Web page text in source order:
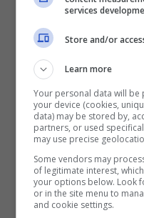
Uomini e donne, Rocco
Instagram
Finalmente ho
vita, sposare
realizzazione di
ringraziare
questo
services
Store and/or
Learn more
Your personal data will
your device (cookies,
data) may be stored by,
partners, or used
may use precise
Some vendors may
of legitimate interest,
your options below. Look
or in the site menu to
and cookie settings.